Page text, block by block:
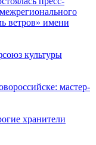
ветров» имени
культуры
мастер-
хранители